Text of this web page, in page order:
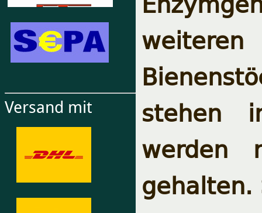
Versand mit
stehen
werden